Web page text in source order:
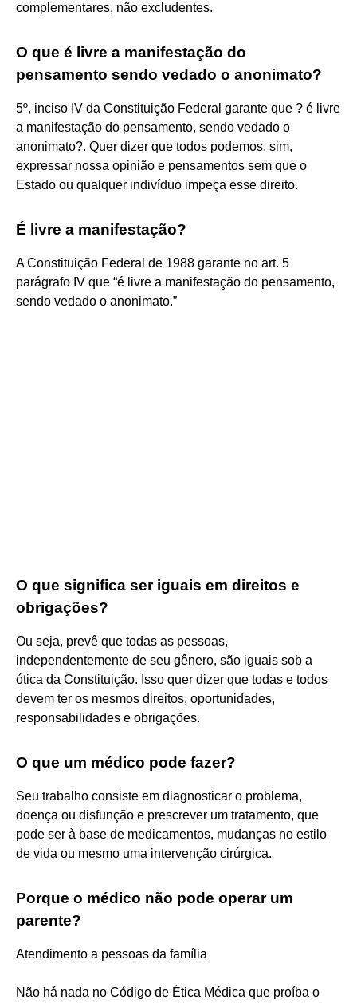
complementares, não excludentes.
O que é livre a manifestação do
pensamento sendo vedado o anonimato?
5º, inciso IV da Constituição Federal garante que ? é livre
a manifestação do pensamento, sendo vedado o
anonimato?. Quer dizer que todos podemos, sim,
expressar nossa opinião e pensamentos sem que o
Estado ou qualquer indivíduo impeça esse direito.
É livre a manifestação?
A Constituição Federal de 1988 garante no art. 5
parágrafo IV que “é livre a manifestação do pensamento,
sendo vedado o anonimato.”
O que significa ser iguais em direitos e
obrigações?
Ou seja, prevê que todas as pessoas,
independentemente de seu gênero, são iguais sob a
ótica da Constituição. Isso quer dizer que todas e todos
devem ter os mesmos direitos, oportunidades,
responsabilidades e obrigações.
O que um médico pode fazer?
Seu trabalho consiste em diagnosticar o problema,
doença ou disfunção e prescrever um tratamento, que
pode ser à base de medicamentos, mudanças no estilo
de vida ou mesmo uma intervenção cirúrgica.
Porque o médico não pode operar um
parente?
Atendimento a pessoas da família
Não há nada no Código de Ética Médica que proíba o